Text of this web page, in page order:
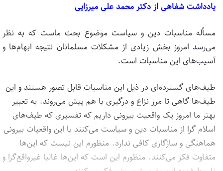
یادداشت شفاهی از دکتر محمد علی میرزایی
مسأله مناسبات دین و سیاست موضوع بحث ماست که به نظر
می‌رسد امروز بخش زیادی از مشکلات مسلمانان نتیجه ابهام‌ها و
آسیب‌های این مناسبات است.
طیف‌های گسترده‌ای در ذیل این مناسبات قابل تصور هستند و این
طیف‌ها گاهی تا مرز نزاع و درگیری با هم پیش ‌می‌روند. به تعبیر
بهتر ما امروز یک واقعیت بیرونی داریم که تفسیری که طیف‌های
اسلام گرا از مناسبات دین و سیاست می‌کنند با این واقعیات بیرونی
هماهنگی و سازگاری کافی ندارد. منظورم این نیست که این‌ها
متفاوت فکر می‌کنند. منظورم این است که این‌ها غالبا غیرواقع‌گرا و